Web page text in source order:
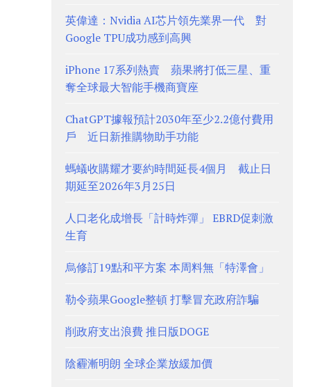
英偉達：Nvidia AI芯片領先業界一代 對
Google TPU成功感到高興
iPhone 17系列熱賣 蘋果將打低三星、重
奪全球最大智能手機商寶座
ChatGPT據報預計2030年至少2.2億付費用
戶 近日新推購物助手功能
螞蟻收購耀才要約時間延長4個月 截止日
期延至2026年3月25日
人口老化成增長「計時炸彈」 EBRD促刺激
生育
烏修訂19點和平方案 本周料無「特澤會」
勒令蘋果Google整頓 打擊冒充政府詐騙
削政府支出浪費 推日版DOGE
陰霾漸明朗 全球企業放緩加價